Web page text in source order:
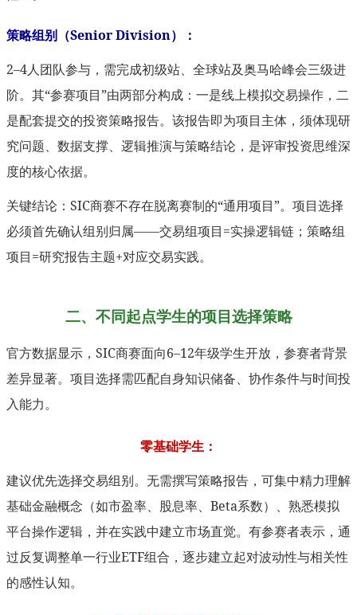
策略组别（Senior Division）：
2–4人团队参与，需完成初级站、全球站及奥马哈峰会三级进
阶。其“参赛项目”由两部分构成：一是线上模拟交易操作，二
是配套提交的投资策略报告。该报告即为项目主体，须体现研
究问题、数据支撑、逻辑推演与策略结论，是评审投资思维深
度的核心依据。
关键结论：SIC商赛不存在脱离赛制的“通用项目”。项目选择
必须首先确认组别归属——交易组项目=实操逻辑链；策略组
项目=研究报告主题+对应交易实践。
二、不同起点学生的项目选择策略
官方数据显示，SIC商赛面向6–12年级学生开放，参赛者背景
差异显著。项目选择需匹配自身知识储备、协作条件与时间投
入能力。
零基础学生：
建议优先选择交易组别。无需撰写策略报告，可集中精力理解
基础金融概念（如市盈率、股息率、Beta系数）、熟悉模拟
平台操作逻辑，并在实践中建立市场直觉。有参赛者表示，通
过反复调整单一行业ETF组合，逐步建立起对波动性与相关性
的感性认知。